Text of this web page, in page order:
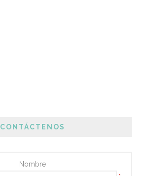
CONTÁCTENOS
Nombre